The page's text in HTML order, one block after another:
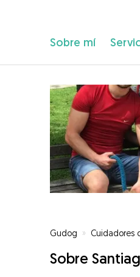
Sobre mí
Gudog » Cuidadores
Sobre